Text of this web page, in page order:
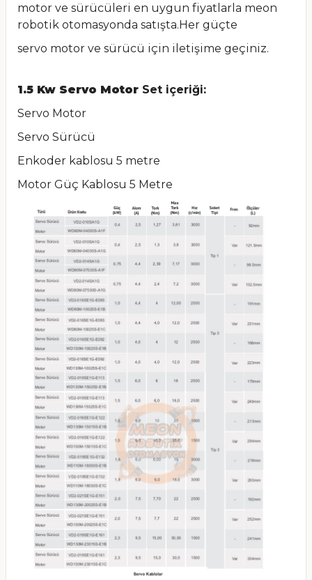
motor ve sürücüleri en uygun fiyatlarla meon
robotik otomasyonda satışta.Her güçte
servo motor ve sürücü için iletişime geçiniz.
1.5 Kw Servo Motor Set içeriği:
Servo Motor
Servo Sürücü
Enkoder kablosu 5 metre
Motor Güç Kablosu 5 Metre